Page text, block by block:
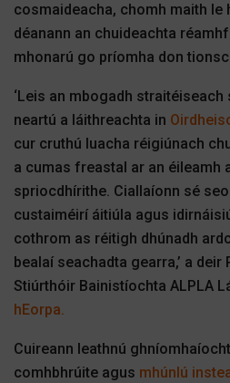
cosmaideacha, chomh maith le
déanann an chuideachta
mhonarú go príomha don
‘Leis an mbogadh straitéiseach
neartú a láithreachta in
cur cruthú luacha réigiúnach
a cumas freastal ar an éileamh
spriocdhírithe. Ciallaíonn sé
custaiméirí áitiúla agus
cothrom as réitigh dhúnadh
bealaí seachadta gearra,’ a deir
Stiúrthóir Bainistíochta ALPLA
hEorpa.
Cuireann leathnú
comhbhrúite agus mhúnlú